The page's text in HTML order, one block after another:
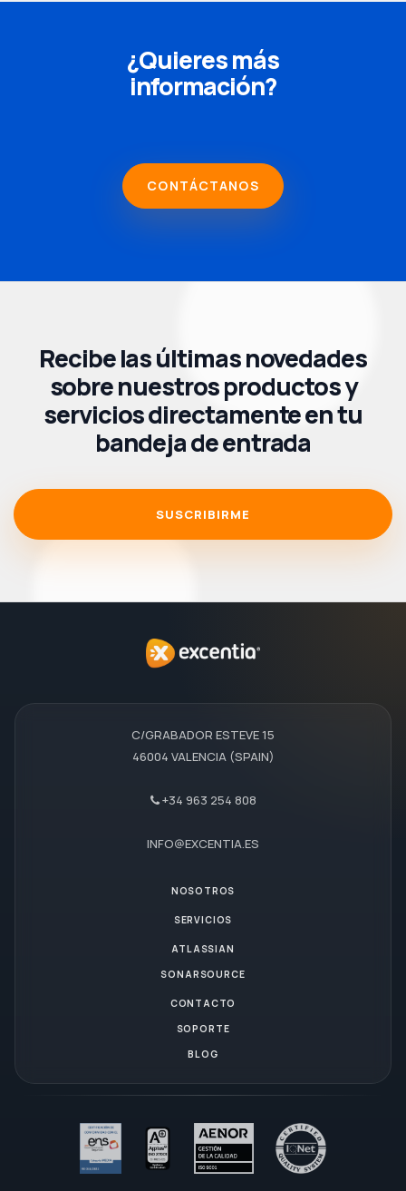
¿Quieres más
información?
CONTÁCTANOS
Recibe las últimas novedades
sobre nuestros productos y
servicios directamente en tu
bandeja de entrada
SUSCRIBIRME
C/GRABADOR ESTEVE 15
46004 VALENCIA (SPAIN)
+34 963 254 808
INFO@EXCENTIA.ES
NOSOTROS
SERVICIOS
ATLASSIAN
SONARSOURCE
CONTACTO
SOPORTE
BLOG